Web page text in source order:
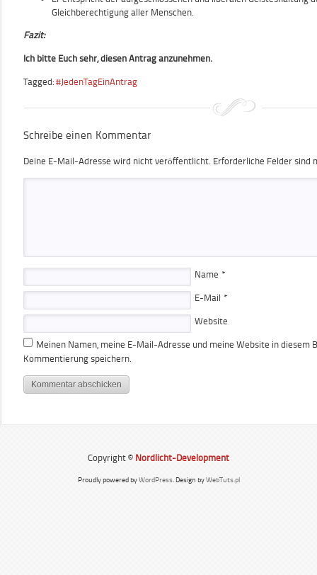
Gleichberechtigung aller Menschen.
Fazit:
Ich bitte Euch sehr, diesen Antrag anzunehmen.
Tagged: #JedenTagEinAntrag
Schreibe einen Kommentar
Deine E-Mail-Adresse wird nicht veröffentlicht. Erforderliche Felder sind
Name *
E-Mail *
Website
Meinen Namen, meine E-Mail-Adresse und meine Website in diesem
Kommentierung speichern.
Copyright © Nordlicht-Development
Proudly powered byWordPress. Design byWebTuts.pl